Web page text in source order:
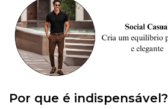
Por que é indispensável?